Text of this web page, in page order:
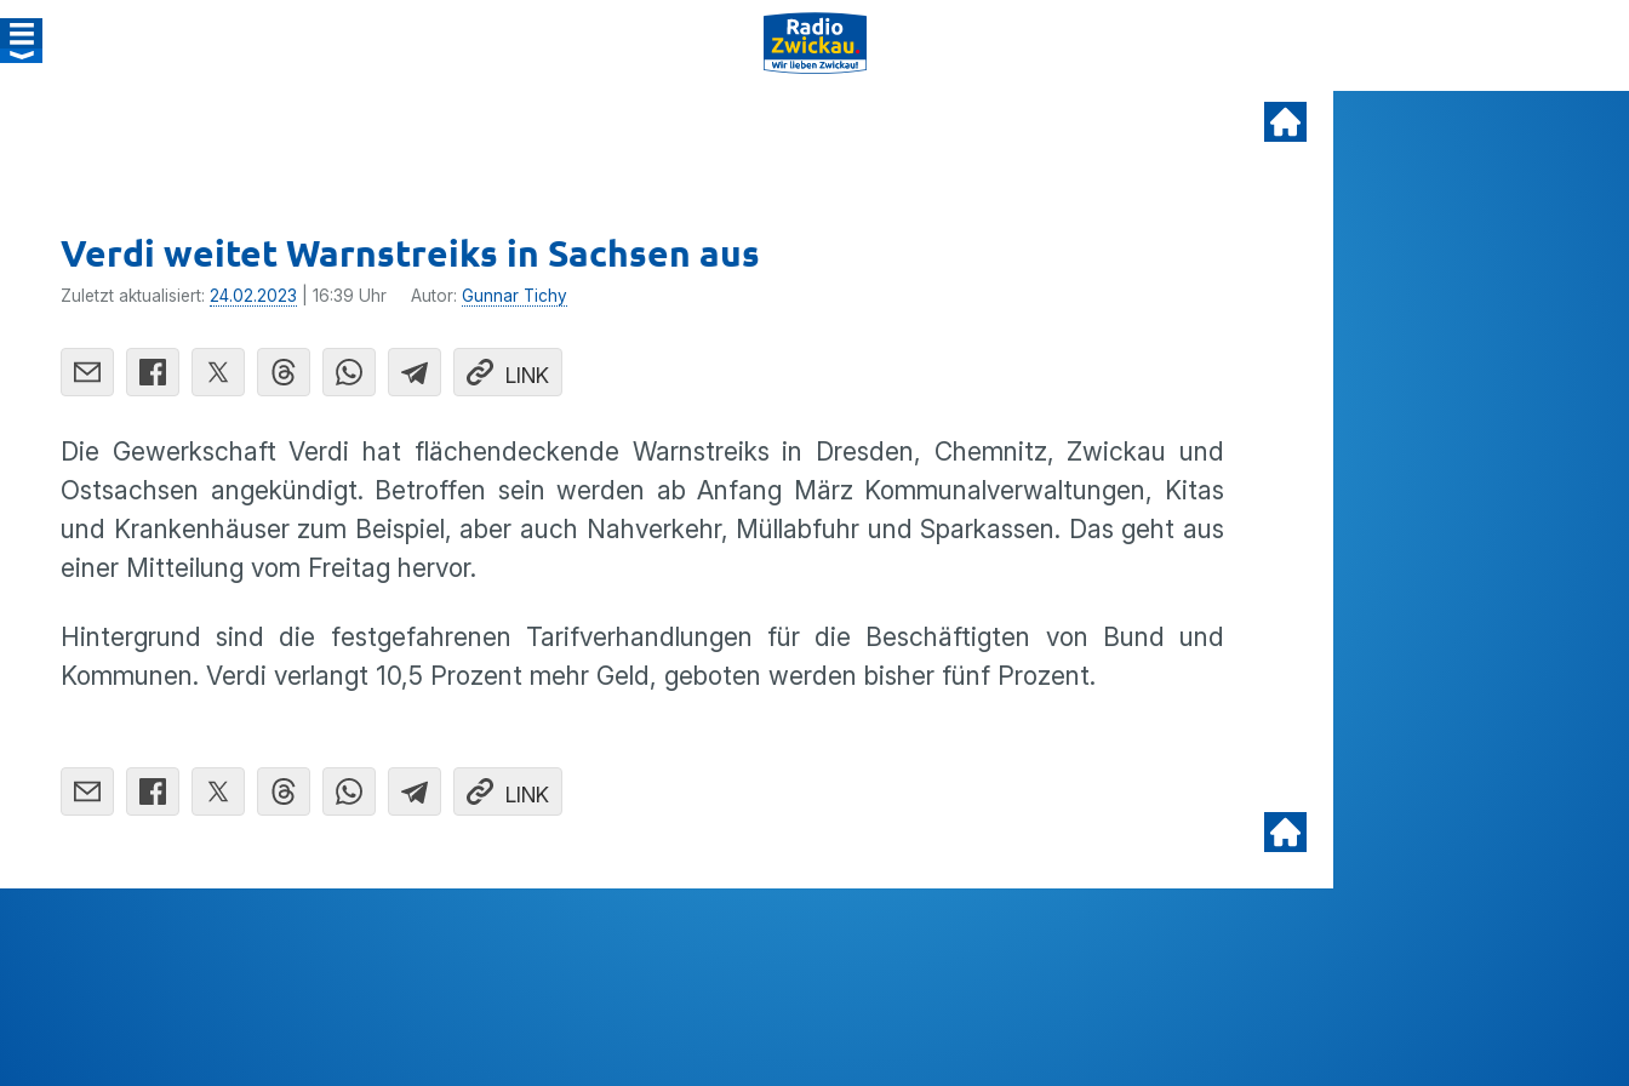
Verdi weitet Warnstreiks in Sachsen aus
Zuletzt aktualisiert: 24.02.2023 | 16:39 Uhr Autor: Gunnar Tichy
LINK
Die Gewerkschaft Verdi hat flächendeckende Warnstreiks in Dresden, Chemnitz, Zwickau und
Ostsachsen angekündigt. Betroffen sein werden ab Anfang März Kommunalverwaltungen, Kitas
und Krankenhäuser zum Beispiel, aber auch Nahverkehr, Müllabfuhr und Sparkassen. Das geht aus
einer Mitteilung vom Freitag hervor.
Hintergrund sind die festgefahrenen Tarifverhandlungen für die Beschäftigten von Bund und
Kommunen. Verdi verlangt 10,5 Prozent mehr Geld, geboten werden bisher fünf Prozent.
LINK